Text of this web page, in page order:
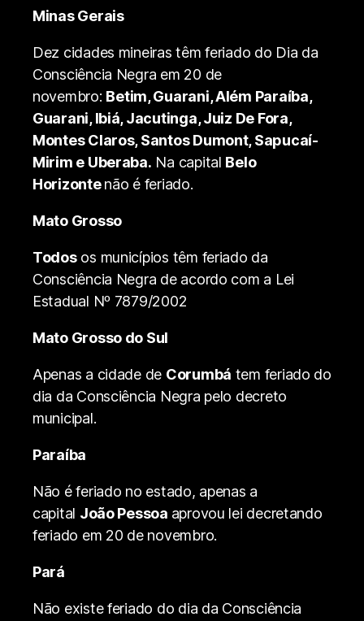
Minas Gerais
Dez cidades mineiras têm feriado do Dia da
Consciência Negra em 20 de
novembro: Betim, Guarani, Além Paraíba,
Guarani, Ibiá, Jacutinga, Juiz De Fora,
Montes Claros, Santos Dumont, Sapucaí-
Mirim e Uberaba. Na capital Belo
Horizontenão é feriado.
Mato Grosso
Todosos municípios têm feriado da
Consciência Negra de acordo com a Lei
Estadual Nº 7879/2002
Mato Grosso do Sul
Apenas a cidade de Corumbá tem feriado do
dia da Consciência Negra pelo decreto
municipal.
Paraíba
Não é feriado no estado, apenas a
capital João Pessoa aprovou lei decretando
feriado em 20 de novembro.
Pará
Não existe feriado do dia da Consciência